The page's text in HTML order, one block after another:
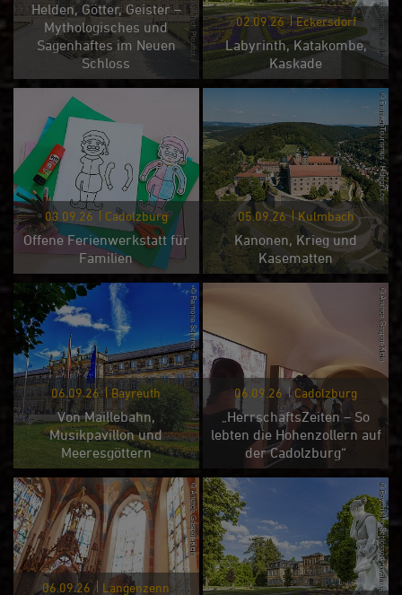
Helden, Götter, Geister –
Mythologisches und
Sagenhaftes im Neuen
Schloss
02.09.26 Eckersdorf
Labyrinth, Katakombe,
Kaskade
03.09.26 Cadolzburg
Offene Ferienwerkstatt für
Familien
05.09.26 Kulmbach
Kanonen, Krieg und
Kasematten
06.09.26 Bayreuth
Von Maillebahn,
Musikpavillon und
Meeresgöttern
06.09.26 Cadolzburg
„HerrschaftsZeiten – So
lebten die Hohenzollern auf
der Cadolzburg“
06.09.26 Langenzenn